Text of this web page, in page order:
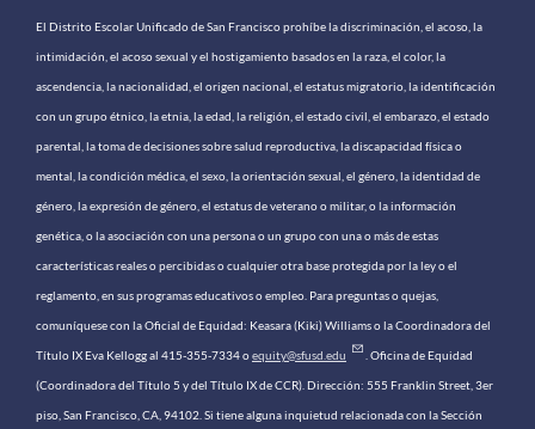
El Distrito Escolar Unificado de San Francisco prohíbe la discriminación, el acoso, la
intimidación, el acoso sexual y el hostigamiento basados ​​en la raza, el color, la
ascendencia, la nacionalidad, el origen nacional, el estatus migratorio, la identificación
con un grupo étnico, la etnia, la edad, la religión, el estado civil, el embarazo, el estado
parental, la toma de decisiones sobre salud reproductiva, la discapacidad física o
mental, la condición médica, el sexo, la orientación sexual, el género, la identidad de
género, la expresión de género, el estatus de veterano o militar, o la información
genética, o la asociación con una persona o un grupo con una o más de estas
características reales o percibidas o cualquier otra base protegida por la ley o el
reglamento, en sus programas educativos o empleo. Para preguntas o quejas,
comuníquese con la Oficial de Equidad: Keasara (Kiki) Williams o la Coordinadora del
Título IX Eva Kellogg al 415-355-7334 oequity@sfusd.edu . Oficina de Equidad
(Coordinadora del Título 5 y del Título IX de CCR). Dirección: 555 Franklin Street, 3er
piso, San Francisco, CA, 94102. Si tiene alguna inquietud relacionada con la Sección